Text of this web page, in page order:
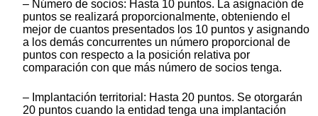
– Número de socios: Hasta 10 puntos. La asignación de
puntos se realizará proporcionalmente, obteniendo el
mejor de cuantos presentados los 10 puntos y asignando
a los demás concurrentes un número proporcional de
puntos con respecto a la posición relativa por
comparación con que más número de socios tenga.
– Implantación territorial: Hasta 20 puntos. Se otorgarán
20 puntos cuando la entidad tenga una implantación